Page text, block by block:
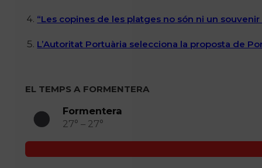
“Les copines de les platges no són ni un
L’Autoritat Portuària selecciona la proposta de
EL TEMPS A FORMENTERA
Formentera
27° – 27°